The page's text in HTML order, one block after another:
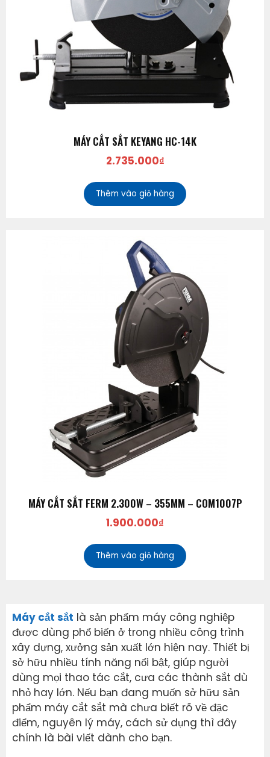
MÁY CẮT SẮT KEYANG HC-14K
2.735.000₫
Thêm vào giỏ hàng
MÁY CẮT SẮT FERM 2.300W – 355MM – COM1007P
1.900.000₫
Thêm vào giỏ hàng
Máy cắt sắt là sản phẩm máy công nghiệp
được dùng phổ biến ở trong nhiều công trình
xây dựng, xưởng sản xuất lớn hiện nay. Thiết bị
sở hữu nhiều tính năng nổi bật, giúp người
dùng mọi thao tác cắt, cưa các thành sắt dù
nhỏ hay lớn. Nếu bạn đang muốn sở hữu sản
phẩm máy cắt sắt mà chưa biết rõ về đặc
điểm, nguyên lý máy, cách sử dụng thì đây
chính là bài viết dành cho bạn.